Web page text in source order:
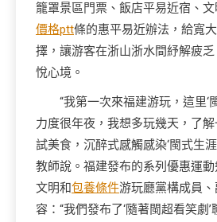
籠罩景區門票、飯店平易近宿、
價格ptt條的惠平易近辦法，給寬
擇，讓游客在浙山浙水間紓解疲
悅心境。
“我第一次來福建游玩，這里‘
力度很年夜，我想多玩幾天，了
試美食，沉醉式感觸感染‘閩式生
教師說。福建發布的系列優惠運
文明和包養條件游玩廳黨構成員
容：“我們發布了‘隨著閩超看笑劇